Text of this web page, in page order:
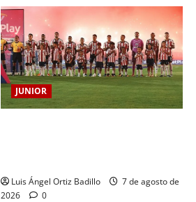
JUNIOR
Luis Ángel Ortiz Badillo
7 de agosto de
2026
0